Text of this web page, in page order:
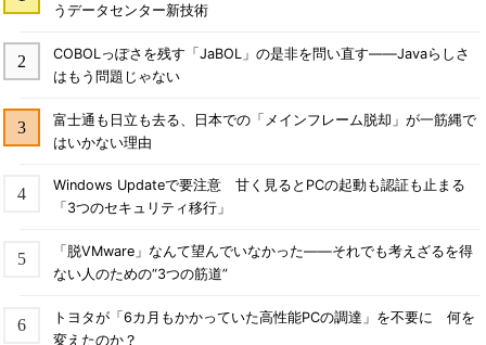
うデータセンター新技術
COBOLっぽさを残す「JaBOL」の是非を問い直す――Javaらしさ
はもう問題じゃない
富士通も日立も去る、日本での「メインフレーム脱却」が一筋縄で
はいかない理由
Windows Updateで要注意 甘く見るとPCの起動も認証も止まる
「3つのセキュリティ移行」
「脱VMware」なんて望んでいなかった――それでも考えざるを得
ない人のための“3つの筋道”
トヨタが「6カ月もかかっていた高性能PCの調達」を不要に 何を
変えたのか？